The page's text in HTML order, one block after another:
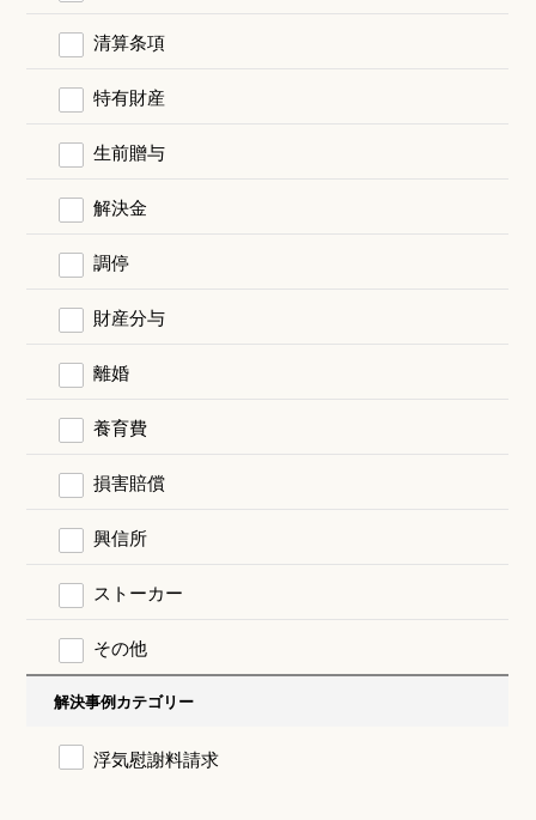
清算条項
特有財産
生前贈与
解決金
調停
財産分与
離婚
養育費
損害賠償
興信所
ストーカー
その他
解決事例カテゴリー
浮気慰謝料請求